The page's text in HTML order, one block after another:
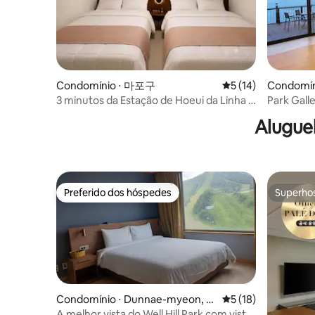
Condomínio ⋅ 마포구 5 de uma
5 (14)
3 minutos da Estação de Hoeui da Linha 2
Park
Preferido dos hóspedes
Preferido dos hóspedes
Condomínio ⋅ Dunnae-myeon, H
5 de uma
5 (18)